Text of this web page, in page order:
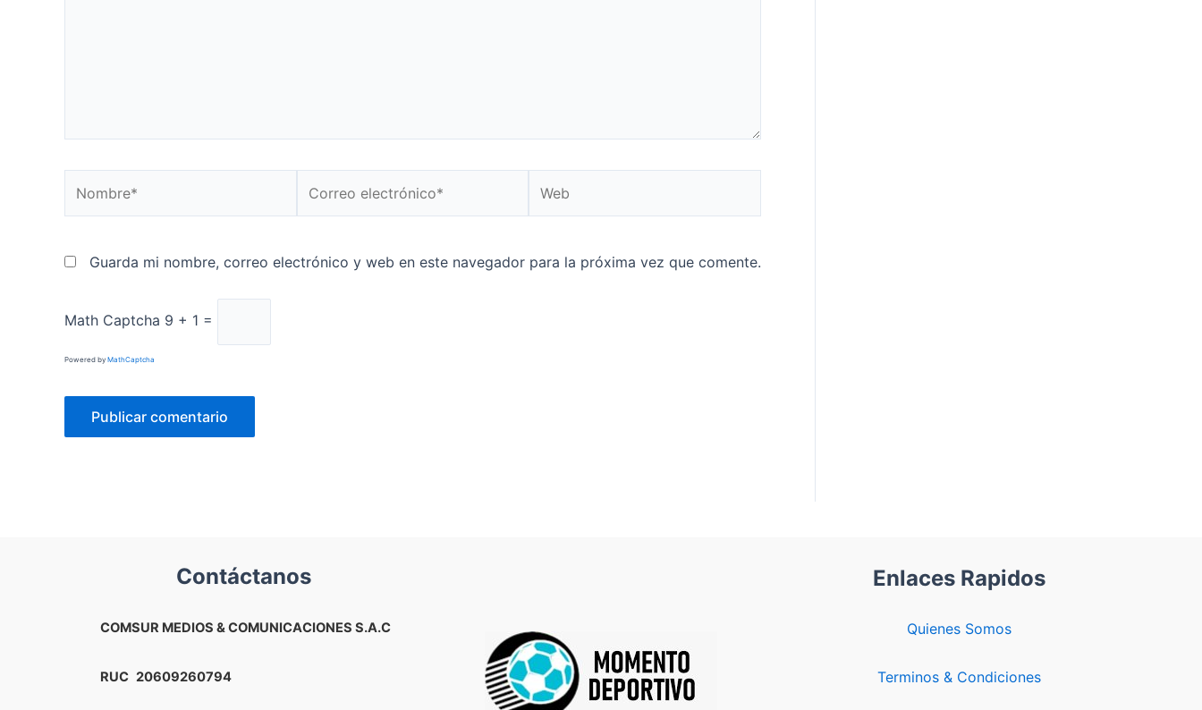
electrónico*
Guarda mi nombre, correo electrónico y web en este navegador para la próxima vez que comente.
Math Captcha 9 + 1 =
Powered by MathCaptcha
Contáctanos
COMSUR MEDIOS & COMUNICACIONES S.A.C
RUC 20609260794
Enlaces Rapidos
Quienes Somos
Terminos & Condiciones